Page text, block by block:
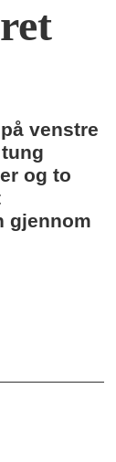
venstre
og to
gjennom